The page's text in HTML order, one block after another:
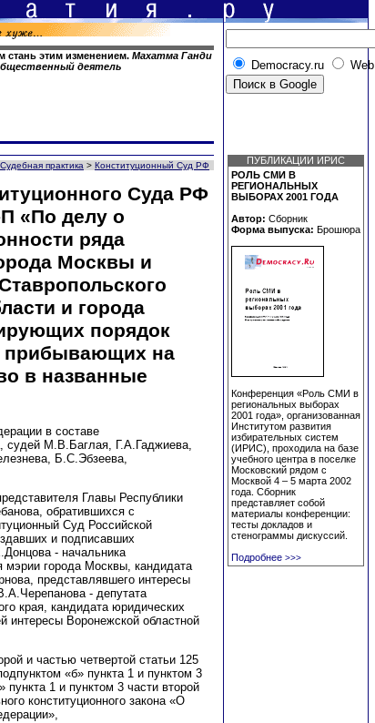
стань этим изменением. Махатма Ганди
деятель
Democracy.ru Web
Судебная практика > Конституционный Суд РФ
Суда РФ
П «По делу о
ряда
Москвы и
и города
порядок
прибывающих на
в названные
в составе
судей М.В.Баглая, Г.А.Гаджиева,
Б.С.Эбзеева,
Главы Республики
обратившихся с
Суд Российской
и подписавших
- начальника
мэрии города Москвы, кандидата
представлявшего интересы
- депутата
края, кандидата юридических
интересы Воронежской областной
и частью четвертой статьи 125
«б» пункта 1 и пунктом 3
пункта 1 и пунктом 3 части второй
конституционного закона «О
ПУБЛИКАЦИИ ИРИС
РОЛЬ СМИ В
РЕГИОНАЛЬНЫХ
ВЫБОРАХ 2001 ГОДА
Автор: Сборник
Форма выпуска: Брошюра
Конференция «Роль СМИ в
региональных выборах
2001 года», организованная
Институтом развития
избирательных систем
(ИРИС), проходила на базе
учебного центра в поселке
Московский рядом с
Москвой 4 – 5 марта 2002
года. Сборник
представляет собой
материалы конференции:
тесты докладов и
стенограммы дискуссий.
Подробнее >>>